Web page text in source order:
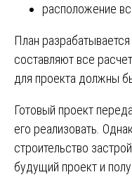
расположение
План
составляют все
для проекта должны
Готовый проект
его реализовать.
строительство
будущий проект и